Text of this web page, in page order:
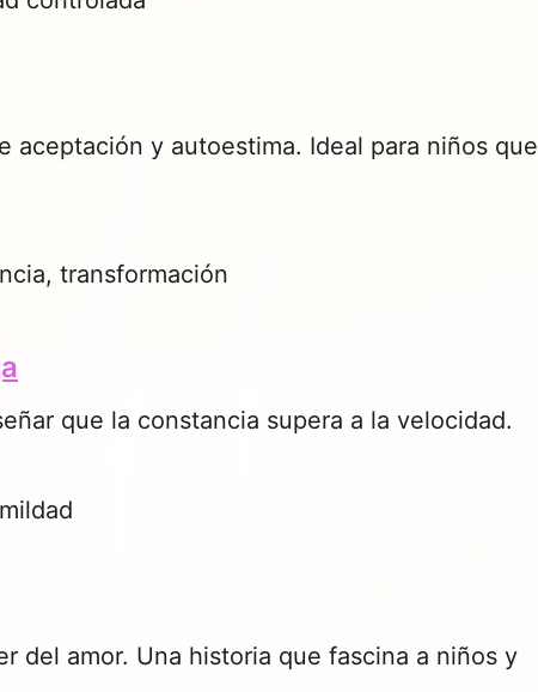
aceptación y autoestima. Ideal para niños que
transformación
que la constancia supera a la velocidad.
del amor. Una historia que fascina a niños y